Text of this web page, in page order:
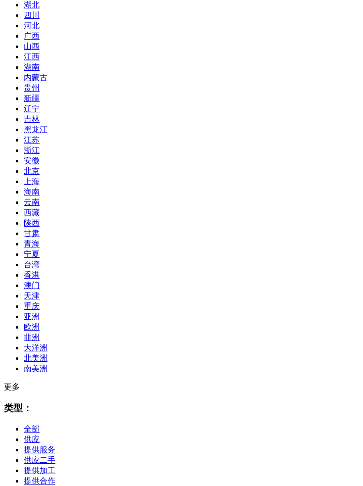
湖北
四川
河北
广西
山西
江西
湖南
内蒙古
贵州
新疆
辽宁
吉林
黑龙江
江苏
浙江
安徽
北京
上海
海南
云南
西藏
陕西
甘肃
青海
宁夏
台湾
香港
澳门
天津
重庆
亚洲
欧洲
非洲
大洋洲
北美洲
南美洲
更多
类型：
全部
供应
提供服务
供应二手
提供加工
提供合作